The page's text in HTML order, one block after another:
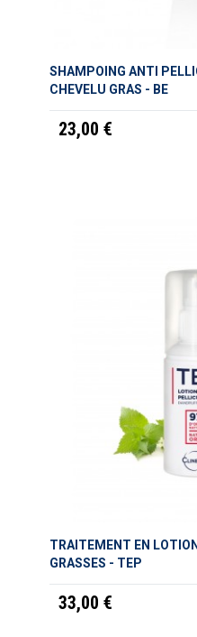
SHAMPOING ANTI
CHEVELU GRAS - BE
23,00 €
TRAITEMENT EN
GRASSES - TEP
33,00 €